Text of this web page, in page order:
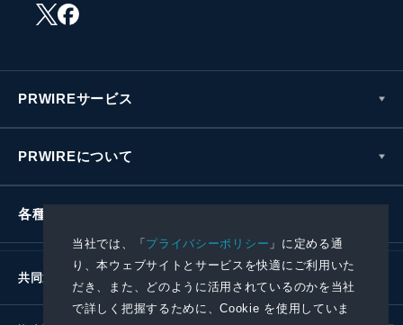
当社では、「プライバシーポリシー 」に定める通
り、本ウェブサイトとサービスを快適にご利用いた
だき、また、どのように活用されているのかを当社
で詳しく把握するために、Cookie を使用していま
PRWIREサービス
PRWIREについて
各種お問い合わせ
共同通信社グループ